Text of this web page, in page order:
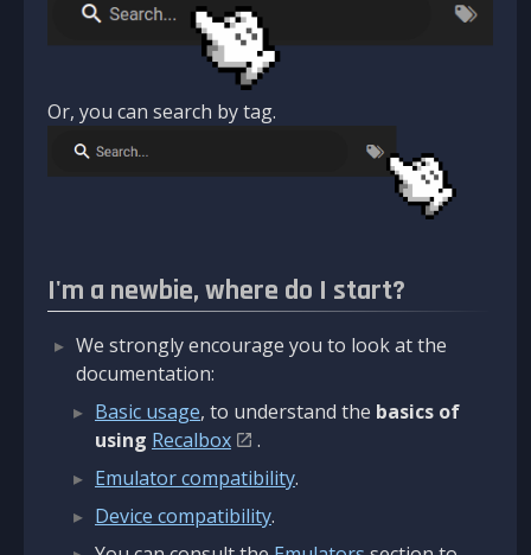
Or, you can search by tag.
I'm a newbie, where do I start?
We strongly encourage you to look at the
documentation:
Basic usage, to understand the basics of
using Recalbox
.
Emulator compatibility.
Device compatibility.